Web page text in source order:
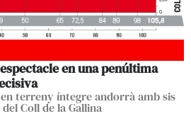
en una penúltima
terreny íntegre andorrà amb sis
Coll de la Gallina